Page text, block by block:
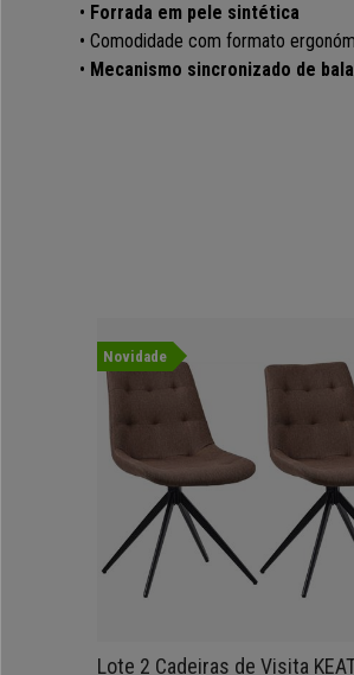
• Forrada em pele sintética
• Comodidade com formato
• Mecanismo sincronizado de
Novidade
Lote 2 Cadeiras de Visita